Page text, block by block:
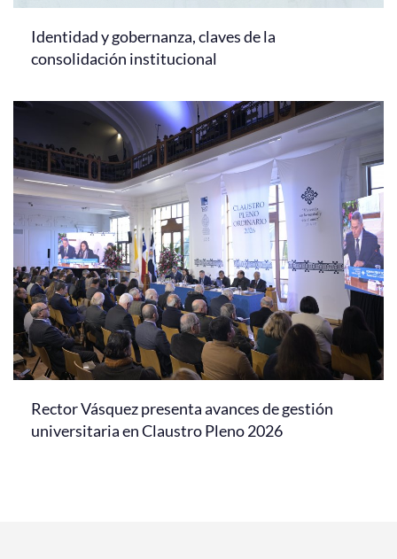
Identidad y gobernanza, claves de la
consolidación institucional
Rector Vásquez presenta avances de gestión
universitaria en Claustro Pleno 2026